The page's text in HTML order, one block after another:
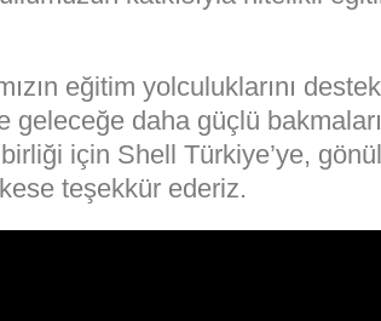
eğitim yolculuklarını
geleceğe daha güçlü
için Shell Türkiye’ye,
teşekkür ederiz.